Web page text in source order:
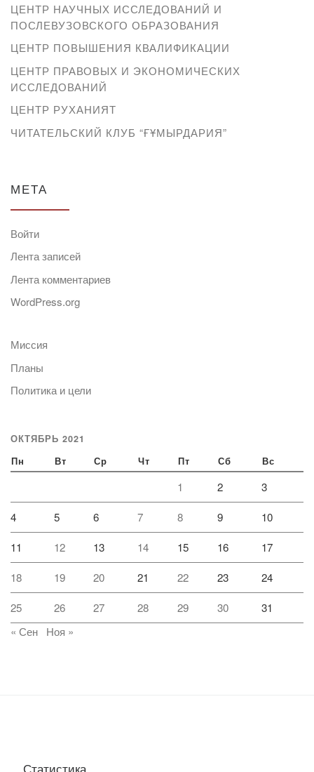
ЦЕНТР НАУЧНЫХ ИССЛЕДОВАНИЙ И
ПОСЛЕВУЗОВСКОГО ОБРАЗОВАНИЯ
ЦЕНТР ПОВЫШЕНИЯ КВАЛИФИКАЦИИ
ЦЕНТР ПРАВОВЫХ И ЭКОНОМИЧЕСКИХ
ИССЛЕДОВАНИЙ
ЦЕНТР РУХАНИЯТ
ЧИТАТЕЛЬСКИЙ КЛУБ “ҒҰМЫРДАРИЯ”
МЕТА
Войти
Лента записей
Лента комментариев
WordPress.org
Миссия
Планы
Политика и цели
ОКТЯБРЬ 2021
Пн Вт Ср Чт Пт Сб Вс
1 2 3
4 5 6 7 8 9 10
11 12 13 14 15 16 17
18 19 20 21 22 23 24
25 26 27 28 29 30
31
« Сен
Ноя »
Статистика